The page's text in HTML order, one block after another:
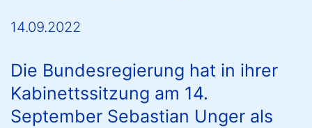
14.09.2022
Die Bundesregierung hat in ihrer
Kabinettssitzung am 14.
September Sebastian Unger als